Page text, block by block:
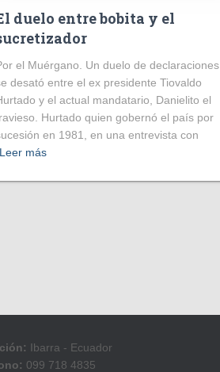
duelo entre bobita y el
el Muérgano. Un duelo de declaraciones
desató entre el ex presidente Tiovaldo
y el actual mandatario, Danielito el
Hurtado quien gobernó el país por
en 1981, en una entrevista con
Leer más
Ibarra - Ecuador
099 718 4835